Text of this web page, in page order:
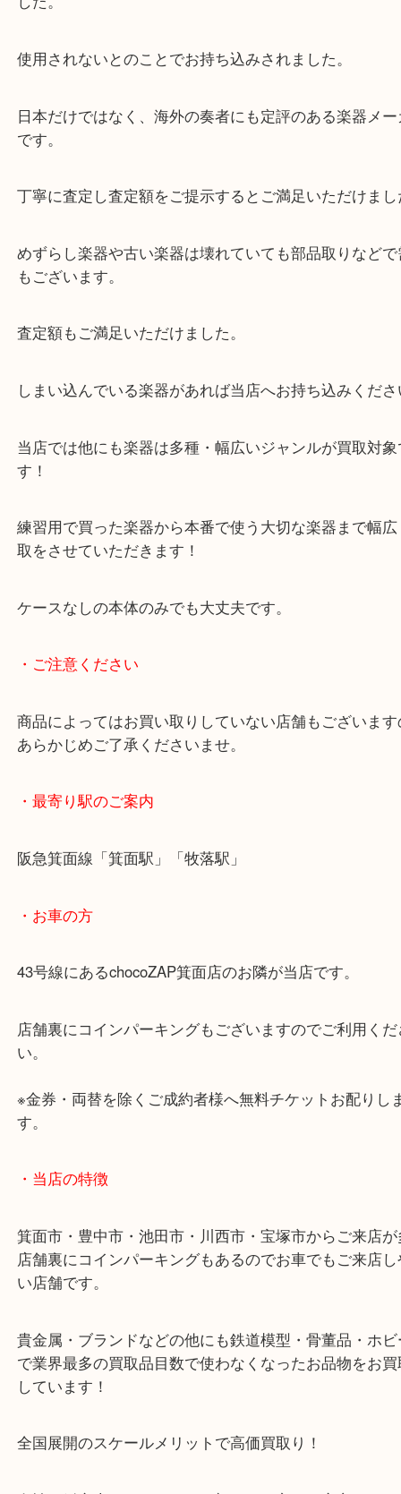
池田のお客様からJ.Michaelのテナーサックスをお
した。
使用されないとのことでお持ち込みされました。
日本だけではなく、海外の奏者にも定評のある楽器
です。
丁寧に査定し査定額をご提示するとご満足いただけ
めずらし楽器や古い楽器は壊れていても部品取りな
査定額もご満足いただけました。
しまい込んでいる楽器があれば当店へお持ち込みく
当店では他にも楽器は多種・幅広いジャンルが買取
取をさせていただきます！
商品によってはお買い取りしていない店舗もござ
あらかじめご了承くださいませ。
阪急箕面線「箕面駅」「牧落駅」
・お車の方
43号線にあるchocoZAP箕面店のお隣が当店です。
店舗裏にコインパーキングもございますのでご利用
い。
す。
・当店の特徴
箕面市・豊中市・池田市・川西市・宝塚市からご来